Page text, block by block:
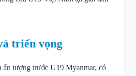
triển vọng
ấn tượng trước U19 Myanmar, có